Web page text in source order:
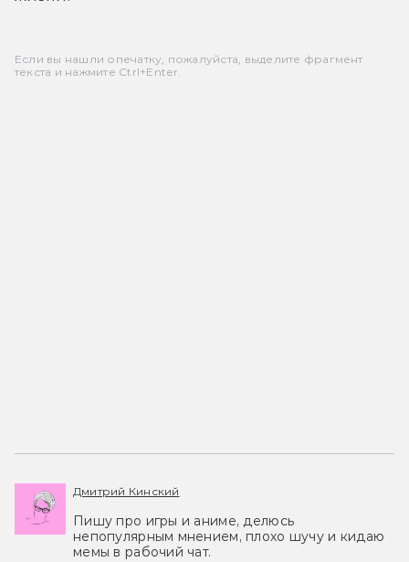
Если вы нашли опечатку, пожалуйста, выделите фрагмент
текста и нажмите Ctrl+Enter.
Дмитрий Кинский
Пишу про игры и аниме, делюсь
непопулярным мнением, плохо шучу и кидаю
мемы в рабочий чат.